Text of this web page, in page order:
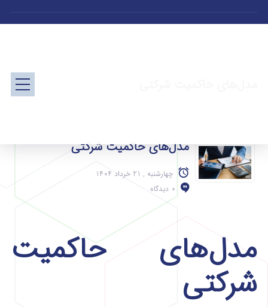
مدل‌های حاکمیت شرکتی
چهارشنبه , 21 خرداد 1404
0 دیدگاه
مدل‌های حاکمیت
شرکتی